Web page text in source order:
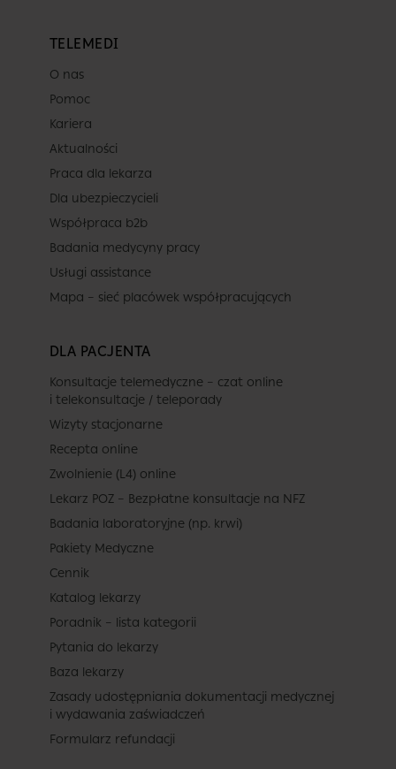
TELEMEDI
O nas
Pomoc
Kariera
Aktualności
Praca dla lekarza
Dla ubezpieczycieli
Współpraca b2b
Badania medycyny pracy
Usługi assistance
Mapa – sieć placówek współpracujących
DLA PACJENTA
Konsultacje telemedyczne – czat online
i telekonsultacje / teleporady
Wizyty stacjonarne
Recepta online
Zwolnienie (L4) online
Lekarz POZ – Bezpłatne konsultacje na NFZ
Badania laboratoryjne (np. krwi)
Pakiety Medyczne
Cennik
Katalog lekarzy
Poradnik – lista kategorii
Pytania do lekarzy
Baza lekarzy
Zasady udostępniania dokumentacji medycznej
i wydawania zaświadczeń
Formularz refundacji